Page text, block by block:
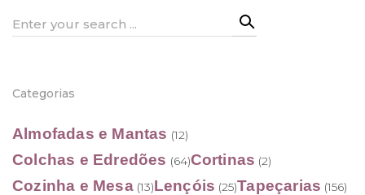
Search
Categorias
Almofadas e Mantas (12)
Colchas e Edredões (64)Cortinas (2)
Cozinha e Mesa (13)Lençóis (25)Tapeçarias (156)